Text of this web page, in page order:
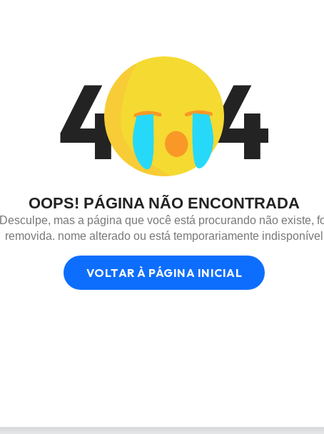
4 4
OOPS! PÁGINA NÃO ENCONTRADA
Desculpe, mas a página que você está procurando não existe,
removida. nome alterado ou está temporariamente indisponível
VOLTAR À PÁGINA INICIAL